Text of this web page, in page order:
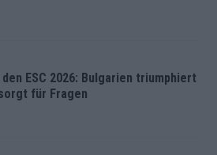
ESC 2026: Bulgarien triumphiert
für Fragen